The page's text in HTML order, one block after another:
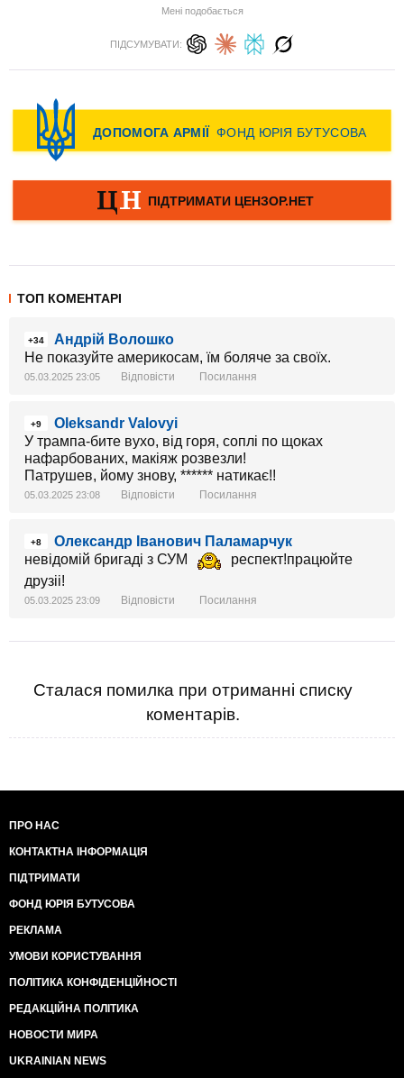
Мені подобається
ПІДСУМУВАТИ:
ТОП КОМЕНТАРІ
+34
Андрій Волошко
Не показуйте америкосам, їм боляче за своїх.
05.03.2025 23:05 Відповісти Посилання
+9
Oleksandr Valovyi
У трампа-бите вухо, від горя, соплі по щоках
нафарбованих, макіяж розвезли!
Патрушев, йому знову, ****** натикає!!
05.03.2025 23:08 Відповісти Посилання
+8
Олександр Іванович Паламарчук
невідомій бригаді з СУМ
респект!працюйте
друзіі!
05.03.2025 23:09 Відповісти Посилання
Сталася помилка при отриманні списку
коментарів.
ПРО НАС
КОНТАКТНА ІНФОРМАЦІЯ
ПІДТРИМАТИ
ФОНД ЮРІЯ БУТУСОВА
РЕКЛАМА
УМОВИ КОРИСТУВАННЯ
ПОЛІТИКА КОНФІДЕНЦІЙНОСТІ
РЕДАКЦІЙНА ПОЛІТИКА
НОВОСТИ МИРА
UKRAINIAN NEWS